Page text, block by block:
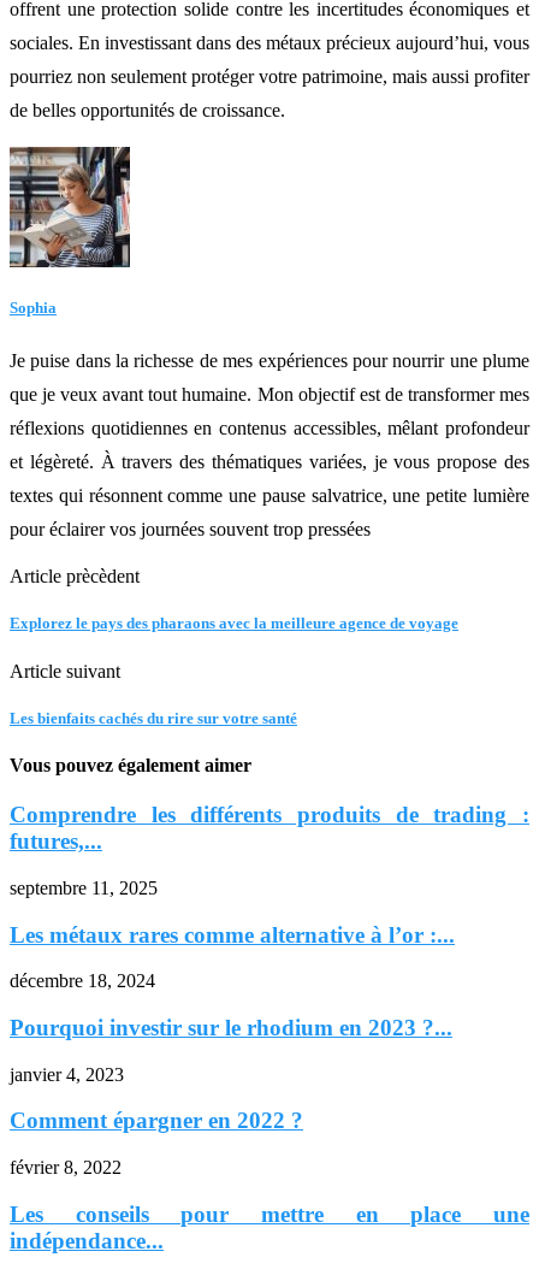
offrent une protection solide contre les incertitudes économiques et
sociales. En investissant dans des métaux précieux aujourd’hui, vous
pourriez non seulement protéger votre patrimoine, mais aussi profiter
de belles opportunités de croissance.
Sophia
Je puise dans la richesse de mes expériences pour nourrir une plume
que je veux avant tout humaine. Mon objectif est de transformer mes
réflexions quotidiennes en contenus accessibles, mêlant profondeur
et légèreté. À travers des thématiques variées, je vous propose des
textes qui résonnent comme une pause salvatrice, une petite lumière
pour éclairer vos journées souvent trop pressées
Article prècèdent
Explorez le pays des pharaons avec la meilleure agence de voyage
Article suivant
Les bienfaits cachés du rire sur votre santé
Vous pouvez également aimer
Comprendre les différents produits de trading :
futures,...
septembre 11, 2025
Les métaux rares comme alternative à l’or :...
décembre 18, 2024
Pourquoi investir sur le rhodium en 2023 ?...
janvier 4, 2023
Comment épargner en 2022 ?
février 8, 2022
Les conseils pour mettre en place une
indépendance...